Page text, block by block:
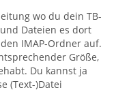
wo du dein TB-
Dateien es dort
IMAP-Ordner auf.
Größe,
Du kannst ja
(Text-)Datei